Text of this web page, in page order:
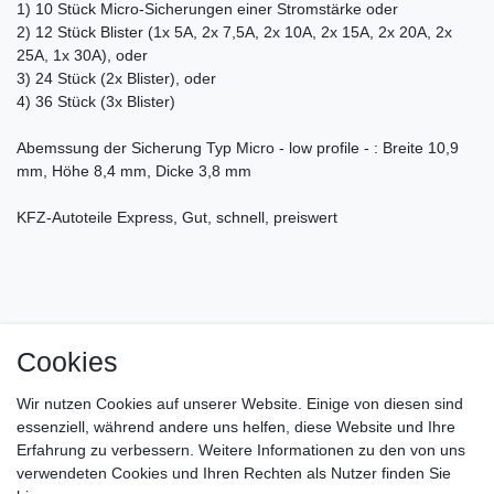
1) 10 Stück Micro-Sicherungen einer Stromstärke oder
2) 12 Stück Blister (1x 5A, 2x 7,5A, 2x 10A, 2x 15A, 2x 20A, 2x
25A, 1x 30A), oder
3) 24 Stück (2x Blister), oder
4) 36 Stück (3x Blister)
Abemssung der Sicherung Typ Micro - low profile - : Breite 10,9
mm, Höhe 8,4 mm, Dicke 3,8 mm
KFZ-Autoteile Express, Gut, schnell, preiswert
Impressum
Barrierefreiheitserklärung Widerrufs­recht
Cookies
Wir nutzen Cookies auf unserer Website. Einige von diesen sind
essenziell, während andere uns helfen, diese Website und Ihre
Erfahrung zu verbessern. Weitere Informationen zu den von uns
verwendeten Cookies und Ihren Rechten als Nutzer finden Sie